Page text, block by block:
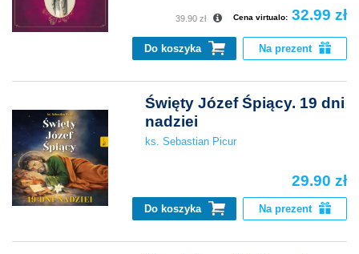
Cena virtualo: 32.99 zł
39.90 zł
Do koszyka Na prezent
Święty Józef Śpiący. 19 dni
nadziei
ks. Sebastian Picur
29.90 zł
Do koszyka Na prezent